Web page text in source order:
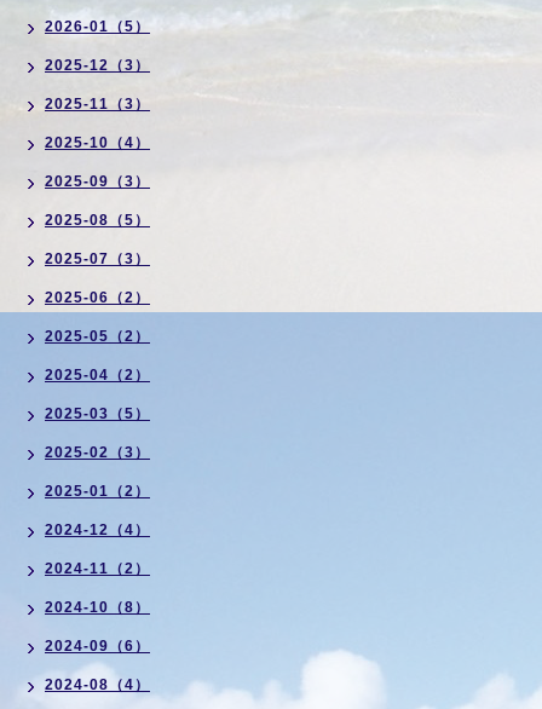
2026-01（5）
2025-12（3）
2025-11（3）
2025-10（4）
2025-09（3）
2025-08（5）
2025-07（3）
2025-06（2）
2025-05（2）
2025-04（2）
2025-03（5）
2025-02（3）
2025-01（2）
2024-12（4）
2024-11（2）
2024-10（8）
2024-09（6）
2024-08（4）